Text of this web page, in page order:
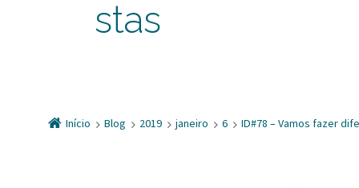
Início Blog 2019 janeiro 6 ID#78 – Vamos fazer